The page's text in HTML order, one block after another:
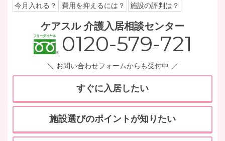
今月入れる？ 費用を抑えるには？ 施設の評判は？
ケアスル 介護入居相談センター
0120-579-721
お問い合わせフォームからも受付中
すぐに入居したい
施設選びのポイントが知りたい